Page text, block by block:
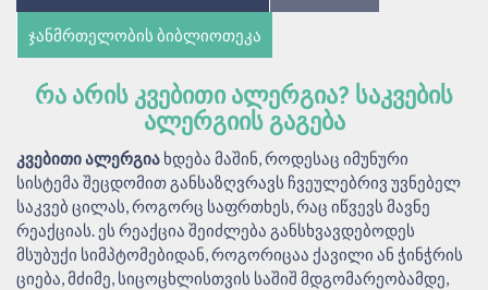
ჯანმრთელობის ბიბლიოთეკა
ᲠᲐ ᲐᲠᲘᲡ ᲙᲕᲔᲑᲘᲗᲘ ᲐᲚᲔᲠᲒᲘᲐ? ᲡᲐᲙᲕᲔᲑᲘᲡ
ᲐᲚᲔᲠᲒᲘᲘᲡ ᲒᲐᲒᲔᲑᲐ
კვებითი ალერგია ხდება მაშინ, როდესაც იმუნური
სისტემა შეცდომით განსაზღვრავს ჩვეულებრივ უვნებელ
საკვებ ცილას, როგორც საფრთხეს, რაც იწვევს მავნე
რეაქციას. ეს რეაქცია შეიძლება განსხვავდებოდეს
მსუბუქი სიმპტომებიდან, როგორიცაა ქავილი ან ჭინჭრის
ციება, მძიმე, სიცოცხლისთვის საშიშ მდგომარეობამდე,